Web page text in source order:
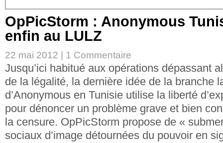
OpPicStorm : Anonymous
enfin au LULZ
22 mai 2012 | 1 Commentaire
Jusqu’ici habitué aux opérations dépassant
de la légalité, la dernière idée de la branche
d’Anonymous en Tunisie utilise la liberté
pour dénoncer un problème grave et bien
la censure. OpPicStorm propose de «
sociaux d’image détournées du pouvoir en